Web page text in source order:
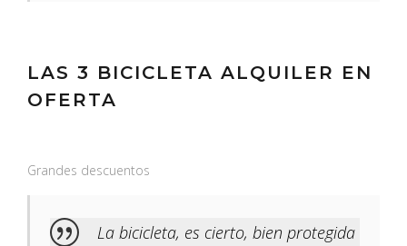
LAS 3 BICICLETA ALQUILER EN
OFERTA
Grandes descuentos
La bicicleta, es cierto, bien protegida